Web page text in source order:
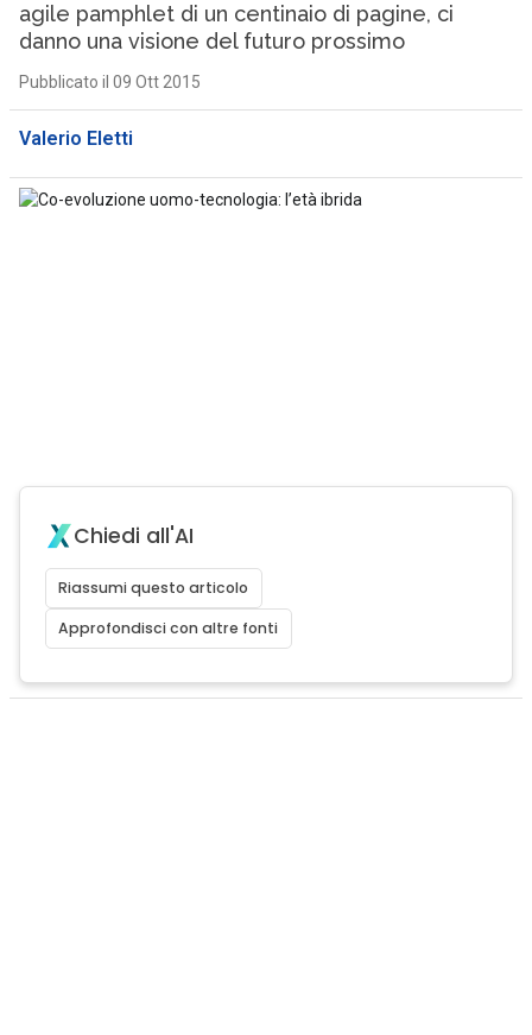
agile pamphlet di un centinaio di pagine, ci
danno una visione del futuro prossimo
Pubblicato il 09 Ott 2015
Valerio Eletti
Chiedi all'AI
Riassumi questo articolo
Approfondisci con altre fonti